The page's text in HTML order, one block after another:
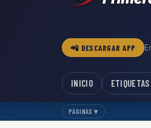
📲 DESCARGAR APP
INICIO
PÁGINAS ▾